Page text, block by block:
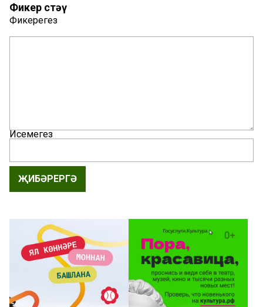
Фикер өстәү
Фикерегез
Исемегез
ҖИБӘРЕРГӘ